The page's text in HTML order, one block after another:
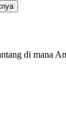
di mana